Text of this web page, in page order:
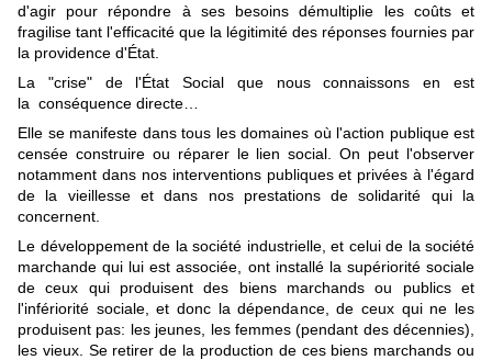
d'agir pour répondre à ses besoins démultiplie les coûts et
fragilise tant l'efficacité que la légitimité des réponses fournies par
la providence d'État.
La "crise" de l'État Social que nous connaissons en est
la conséquence directe…
Elle se manifeste dans tous les domaines où l'action publique est
censée construire ou réparer le lien social. On peut l'observer
notamment dans nos interventions publiques et privées à l'égard
de la vieillesse et dans nos prestations de solidarité qui la
concernent.
Le développement de la société industrielle, et celui de la société
marchande qui lui est associée, ont installé la supériorité sociale
de ceux qui produisent des biens marchands ou publics et
l'infériorité sociale, et donc la dépendance, de ceux qui ne les
produisent pas: les jeunes, les femmes (pendant des décennies),
les vieux. Se retirer de la production de ces biens marchands ou